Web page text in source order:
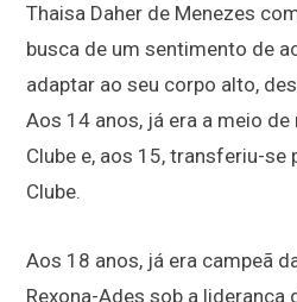
Thaisa Daher de Menezes
busca de um sentimento de
adaptar ao seu corpo alto,
Aos 14 anos, já era a meio
Clube e, aos 15, transferiu-se
Clube.
Aos 18 anos, já era campeã
Rexona-Ades sob a liderança